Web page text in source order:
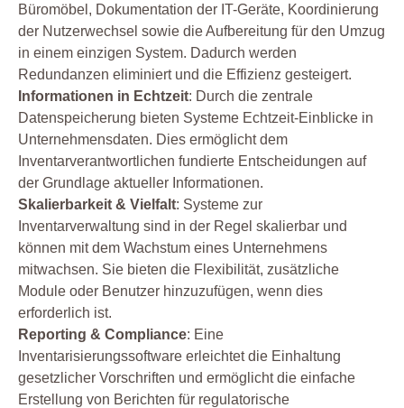
Büromöbel, Dokumentation der IT-Geräte, Koordinierung
der Nutzerwechsel sowie die Aufbereitung für den Umzug
in einem einzigen System. Dadurch werden
Redundanzen eliminiert und die Effizienz gesteigert.
Informationen in Echtzeit: Durch die zentrale
Datenspeicherung bieten Systeme Echtzeit-Einblicke in
Unternehmensdaten. Dies ermöglicht dem
Inventarverantwortlichen fundierte Entscheidungen auf
der Grundlage aktueller Informationen.
Skalierbarkeit & Vielfalt: Systeme zur
Inventarverwaltung sind in der Regel skalierbar und
können mit dem Wachstum eines Unternehmens
mitwachsen. Sie bieten die Flexibilität, zusätzliche
Module oder Benutzer hinzuzufügen, wenn dies
erforderlich ist.
Reporting & Compliance: Eine
Inventarisierungssoftware erleichtet die Einhaltung
gesetzlicher Vorschriften und ermöglicht die einfache
Erstellung von Berichten für regulatorische